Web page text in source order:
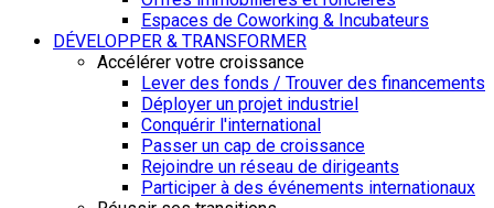
Espaces de Coworking & Incubateurs
DÉVELOPPER & TRANSFORMER
Accélérer votre croissance
Lever des fonds / Trouver des financements
Déployer un projet industriel
Conquérir l'international
Passer un cap de croissance
Rejoindre un réseau de dirigeants
Participer à des événements internationaux